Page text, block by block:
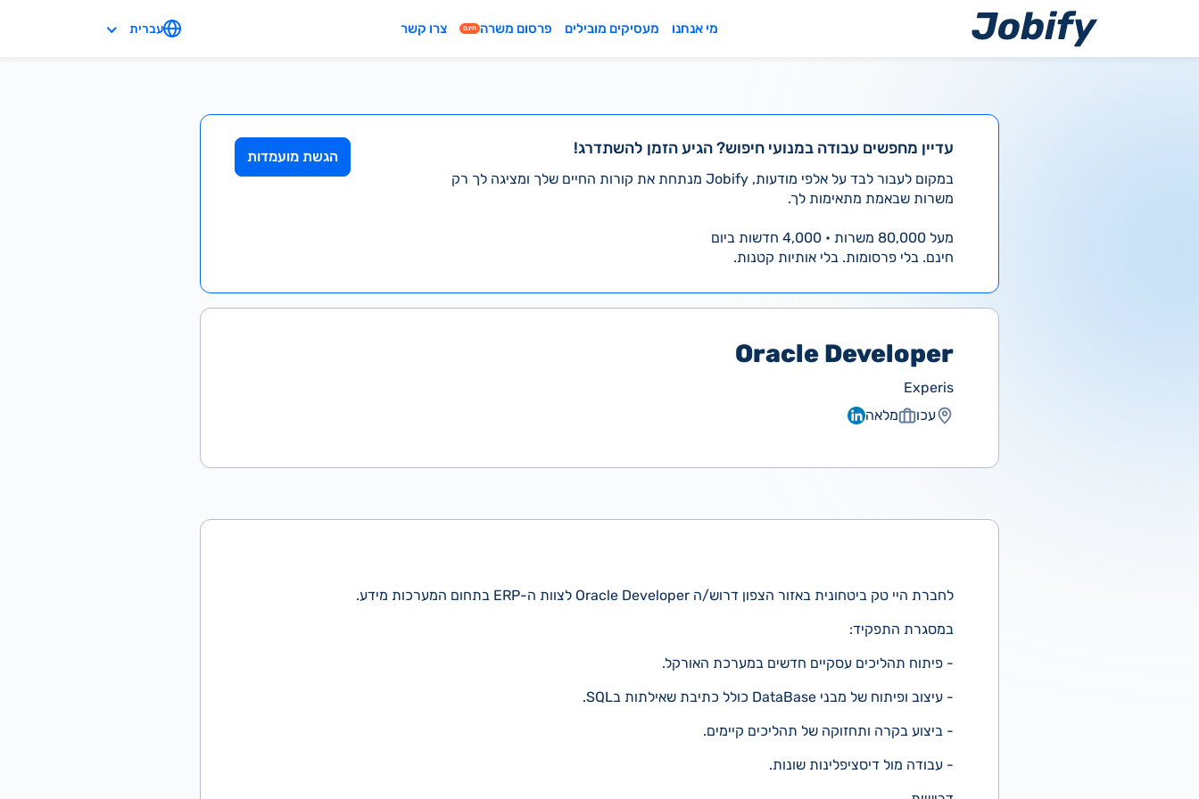
מי אנחנו מעסיקים מובילים פרסום משרה חינם צרו קשר עברית
עדיין מחפשים עבודה במנועי חיפוש? הגיע הזמן להשתדרג!
במקום לעבור לבד על אלפי מודעות, Jobify מנתחת את קורות החיים שלך ומציגה לך רק
משרות שבאמת מתאימות לך.
מעל 80,000 משרות • 4,000 חדשות ביום
חינם. בלי פרסומות. בלי אותיות קטנות.
הגשת מועמדות
Oracle Developer
Experis
עכו
מלאה
לחברת היי טק ביטחונית באזור הצפון דרוש/ה Oracle Developer לצוות ה-ERP בתחום המערכות מידע.
במסגרת התפקיד:
- פיתוח תהליכים עסקיים חדשים במערכת האורקל.
- עיצוב ופיתוח של מבני DataBase כולל כתיבת שאילתות בSQL.
- ביצוע בקרה ותחזוקה של תהליכים קיימים.
- עבודה מול דיסציפלינות שונות.